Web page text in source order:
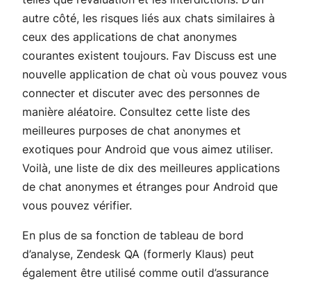
autre côté, les risques liés aux chats similaires à
ceux des applications de chat anonymes
courantes existent toujours. Fav Discuss est une
nouvelle application de chat où vous pouvez vous
connecter et discuter avec des personnes de
manière aléatoire. Consultez cette liste des
meilleures purposes de chat anonymes et
exotiques pour Android que vous aimez utiliser.
Voilà, une liste de dix des meilleures applications
de chat anonymes et étranges pour Android que
vous pouvez vérifier.
En plus de sa fonction de tableau de bord
d’analyse, Zendesk QA (formerly Klaus) peut
également être utilisé comme outil d’assurance